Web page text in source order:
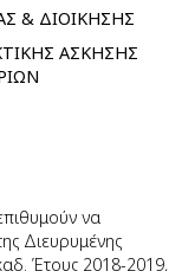
& ΔΙΟΙΚΗΣΗΣ
ΑΣΚΗΣΗΣ
να
Διευρυμένης
Έτους 2018-2019,